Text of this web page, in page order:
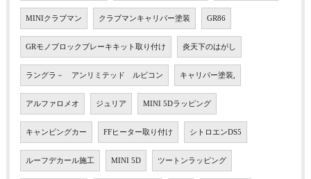
MINIクラブマン クラブマンキャリパー塗装 GR86
GRモノブロックブレーキキット取り付け 炎天下のはがし
ラングラ－ アンリミテッド ルビコン キャリパー塗装,
アルファロメオ ジュリア MINI 5Dラッピング
キャンピングカー FFヒーター取り付け シトロエンDS5
ルーフデカール施工 MINI 5D ツートンラッピング